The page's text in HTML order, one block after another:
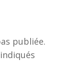
publiée.